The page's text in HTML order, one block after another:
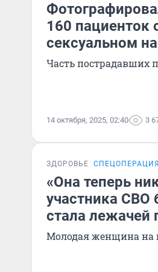
160 пациенток
сексуальном
Часть пострадавших
14 октября, 2025, 02:40 3
ЗДОРОВЬЕ
«Она теперь
участника СВО
стала лежачей
Молодая женщина на